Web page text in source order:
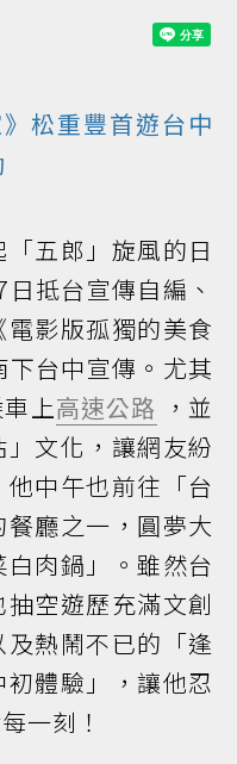
松重豐首遊台中
五郎」旋風的日
抵台宣傳自編、
影版孤獨的美食
台中宣傳。尤其
上高速公路 ，並
文化，讓網友紛
中午也前往「台
廳之一，圓夢大
肉鍋」。雖然台
空遊歷充滿文創
熱鬧不已的「逢
體驗」，讓他忍
一刻！